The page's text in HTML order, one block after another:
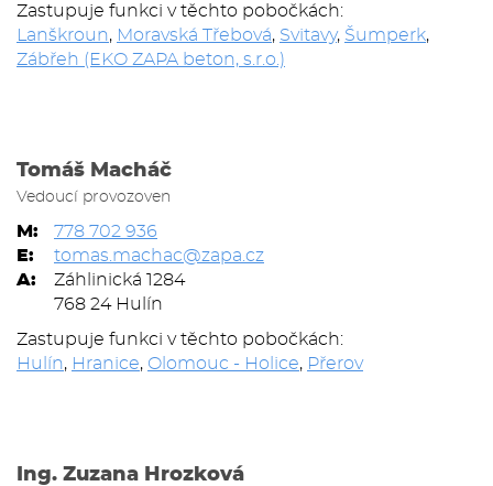
Zastupuje funkci v těchto pobočkách:
Lanškroun, Moravská Třebová, Svitavy, Šumperk,
Zábřeh (EKO ZAPA beton, s.r.o.)
Tomáš Macháč
Vedoucí provozoven
M:
778 702 936
E:
tomas.machac@zapa.cz
A:
Záhlinická 1284
768 24 Hulín
Zastupuje funkci v těchto pobočkách:
Hulín, Hranice, Olomouc - Holice, Přerov
Ing. Zuzana Hrozková